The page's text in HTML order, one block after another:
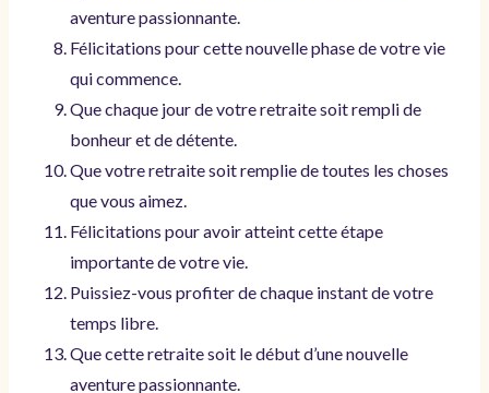
aventure passionnante.
Félicitations pour cette nouvelle phase de votre vie
qui commence.
Que chaque jour de votre retraite soit rempli de
bonheur et de détente.
Que votre retraite soit remplie de toutes les choses
que vous aimez.
Félicitations pour avoir atteint cette étape
importante de votre vie.
Puissiez-vous profiter de chaque instant de votre
temps libre.
Que cette retraite soit le début d’une nouvelle
aventure passionnante.